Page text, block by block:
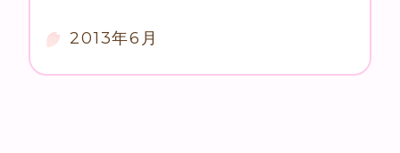
2013年6月